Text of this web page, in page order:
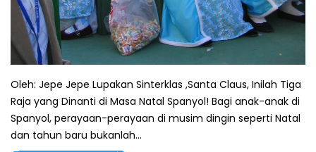
Oleh: Jepe Jepe Lupakan Sinterklas ,Santa Claus, Inilah Tiga
Raja yang Dinanti di Masa Natal Spanyol! Bagi anak-anak di
Spanyol, perayaan-perayaan di musim dingin seperti Natal
dan tahun baru bukanlah...